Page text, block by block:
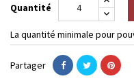
Quantité
La quantité minimale pour
Partager